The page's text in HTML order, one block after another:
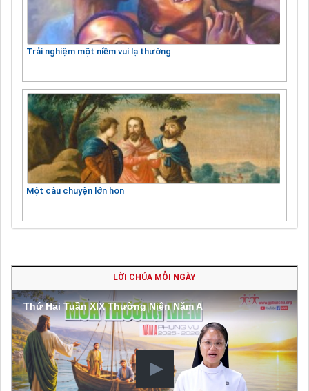
Trải nghiệm một niềm vui lạ thường
Một câu chuyện lớn hơn
LỜI CHÚA MỖI NGÀY
Thứ Hai Tuần XIX Thường Niên Năm A